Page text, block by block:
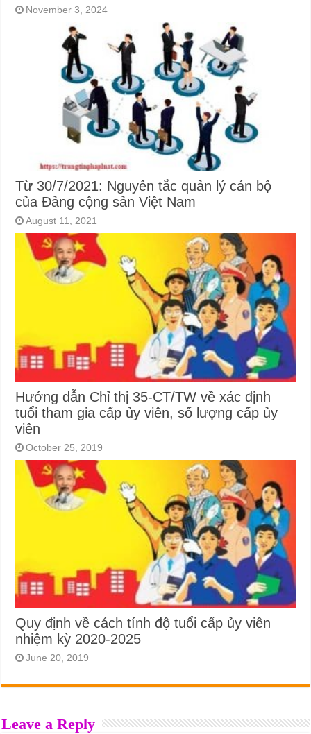
November 3, 2024
Từ 30/7/2021: Nguyên tắc quản lý cán bộ
của Đảng cộng sản Việt Nam
August 11, 2021
Hướng dẫn Chỉ thị 35-CT/TW về xác định
tuổi tham gia cấp ủy viên, số lượng cấp ủy
viên
October 25, 2019
Quy định về cách tính độ tuổi cấp ủy viên
nhiệm kỳ 2020-2025
June 20, 2019
Leave a Reply